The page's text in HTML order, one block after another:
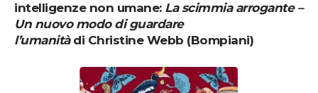
intelligenze non umane: La scimmia arrogante –
Un nuovo modo di guardare
l’umanitàdi Christine Webb (Bompiani)